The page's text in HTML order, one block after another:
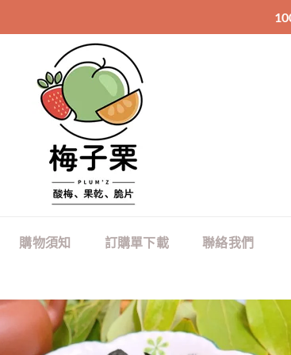
100元商品購買20
購物須知 訂購單下載 聯絡我們